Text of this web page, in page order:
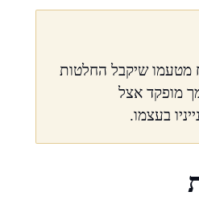
מטעמו שיקבל החלטות
מופקד אצל
בעצמו.